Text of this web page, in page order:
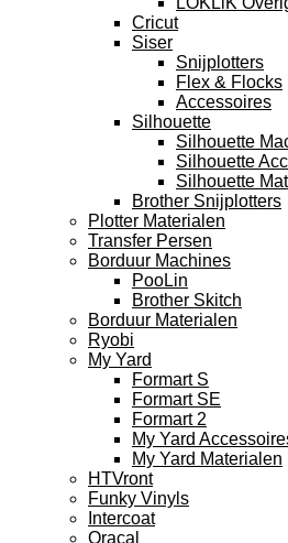
Cricut
Siser
Snijplotters
Flex & Flocks
Accessoires
Silhouette
Silhouette
Silhouette
Silhouette
Brother Snijplotters
Plotter Materialen
Transfer Persen
Borduur Machines
PooLin
Brother Skitch
Borduur Materialen
Ryobi
My Yard
Formart S
Formart SE
Formart 2
My Yard
My Yard Materialen
HTVront
Funky Vinyls
Intercoat
Oracal